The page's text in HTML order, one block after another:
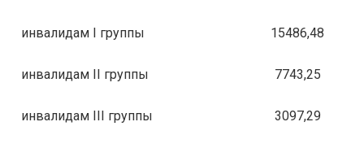
инвалидам I группы 15486,48
инвалидам II группы 7743,25
инвалидам III группы 3097,29